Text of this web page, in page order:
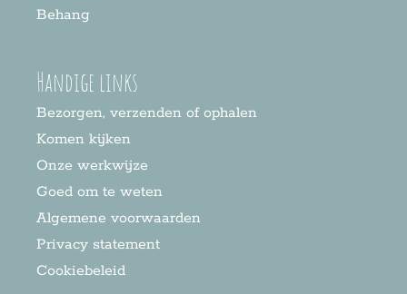
Behang
Handige links
Bezorgen, verzenden of ophalen
Komen kijken
Onze werkwijze
Goed om te weten
Algemene voorwaarden
Privacy statement
Cookiebeleid